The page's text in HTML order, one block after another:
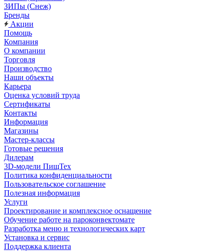
ЗИПы (Снеж)
Бренды
Акции
Помощь
Компания
О компании
Торговля
Производство
Наши объекты
Карьера
Оценка условий труда
Сертификаты
Контакты
Информация
Магазины
Мастер-классы
Готовые решения
Дилерам
3D-модели ПищТех
Политика конфиденциальности
Пользовательское соглашение
Полезная информация
Услуги
Проектирование и комплексное оснащение
Обучение работе на пароконвектомате
Разработка меню и технологических карт
Установка и сервис
Поддержка клиента